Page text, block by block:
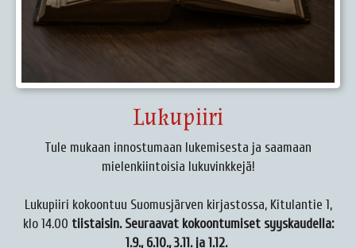
Lukupiiri
Tule mukaan innostumaan lukemisesta ja saamaan
mielenkiintoisia lukuvinkkejä!
Lukupiiri kokoontuu Suomusjärven kirjastossa, Kitulantie 1,
klo 14.00 tiistaisin. Seuraavat kokoontumiset syyskaudella:
1.9., 6.10., 3.11. ja 1.12.